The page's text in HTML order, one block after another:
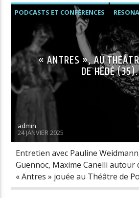
PODCASTS ET CONFÉRENCES
« ANTRES », AU
DE HÉDÉ (35).
admin
24 JANVIER 2025
Entretien avec Pauline
Guennoc, Maxime Canelli autour
« Antres » jouée au Théâtre de